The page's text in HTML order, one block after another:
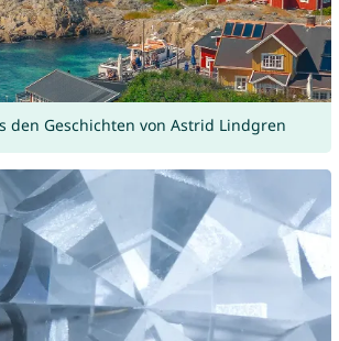
den Geschichten von Astrid Lindgren